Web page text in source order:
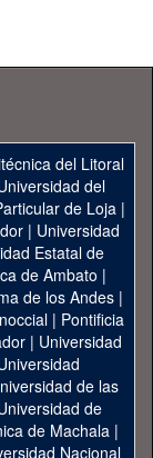
del Litoral
del
de Loja|
| Universidad
Estatal de
de Ambato |
de los Andes|
| Pontificia
| Universidad
de las
de
de Machala|
Nacional